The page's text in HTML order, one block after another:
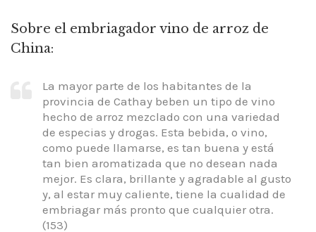
Sobre el embriagador vino de arroz de
China:
La mayor parte de los habitantes de la
provincia de Cathay beben un tipo de vino
hecho de arroz mezclado con una variedad
de especias y drogas. Esta bebida, o vino,
como puede llamarse, es tan buena y está
tan bien aromatizada que no desean nada
mejor. Es clara, brillante y agradable al gusto
y, al estar muy caliente, tiene la cualidad de
embriagar más pronto que cualquier otra.
(153)